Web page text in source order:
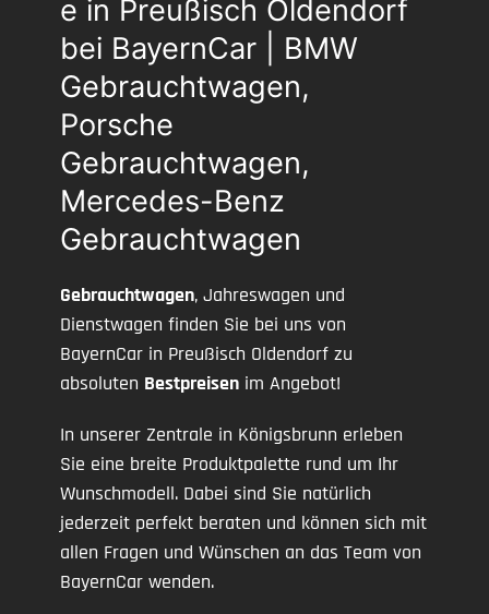
e in Preußisch Oldendorf
bei BayernCar | BMW
Gebrauchtwagen,
Porsche
Gebrauchtwagen,
Mercedes-Benz
Gebrauchtwagen
Gebrauchtwagen, Jahreswagen und
Dienstwagen finden Sie bei uns von
BayernCar in Preußisch Oldendorf zu
absoluten Bestpreisen im Angebot!
In unserer Zentrale in Königsbrunn erleben
Sie eine breite Produktpalette rund um Ihr
Wunschmodell. Dabei sind Sie natürlich
jederzeit perfekt beraten und können sich mit
allen Fragen und Wünschen an das Team von
BayernCar wenden.